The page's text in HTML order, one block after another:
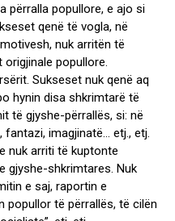
përralla popullore, e ajo si
qenë të vogla, në
nuk arritën të
popullore.
Sukseset nuk qenë aq
hynin disa shkrimtarë të
të gjyshe-përrallës, si: në
fantazi, imagjinatë… etj., etj.
nuk arriti të kuptonte
gjyshe-shkrimtares. Nuk
e saj, raportin e
popullor të përrallës, të cilën